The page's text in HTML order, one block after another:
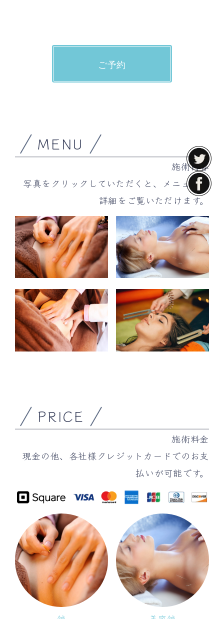
ご予約
MENU
施術内容
写真をクリックしていただくと、メニューの
詳細をご覧いただけます。
PRICE
施術料金
現金の他、各社様クレジットカードでのお支
払いが可能です。